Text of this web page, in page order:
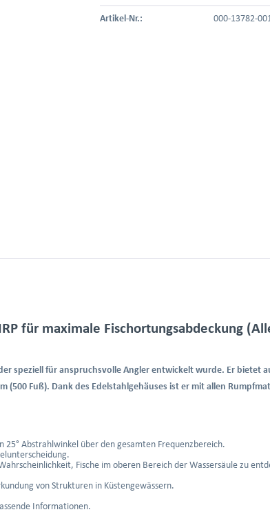
Artikel-Nr.: 000-13782-
für maximale Fischortungsabdeckung
speziell für anspruchsvolle Angler entwickelt wurde. Er bietet
Fuß). Dank des Edelstahlgehäuses ist er mit allen
Abstrahlwinkel über den gesamten Frequenzbereich.
Fische im oberen Bereich der Wassersäule zu
von Strukturen in Küstengewässern.
Informationen.